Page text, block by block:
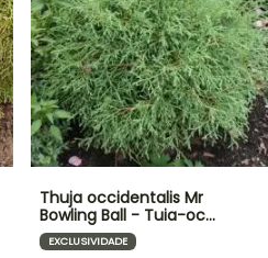
Thuja occidentalis Mr
Bowling Ball - Tuia-oc…
EXCLUSIVIDADE